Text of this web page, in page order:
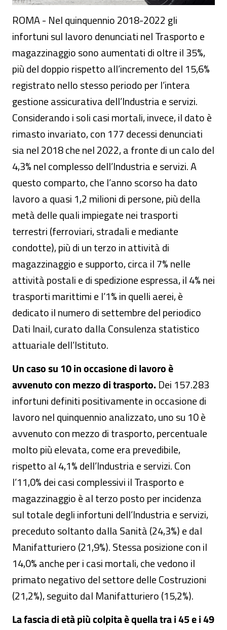
ROMA - Nel quinquennio 2018-2022 gli
infortuni sul lavoro denunciati nel Trasporto e
magazzinaggio sono aumentati di oltre il 35%,
più del doppio rispetto all’incremento del 15,6%
registrato nello stesso periodo per l’intera
gestione assicurativa dell’Industria e servizi.
Considerando i soli casi mortali, invece, il dato è
rimasto invariato, con 177 decessi denunciati
sia nel 2018 che nel 2022, a fronte di un calo del
4,3% nel complesso dell’Industria e servizi. A
questo comparto, che l’anno scorso ha dato
lavoro a quasi 1,2 milioni di persone, più della
metà delle quali impiegate nei trasporti
terrestri (ferroviari, stradali e mediante
condotte), più di un terzo in attività di
magazzinaggio e supporto, circa il 7% nelle
attività postali e di spedizione espressa, il 4% nei
trasporti marittimi e l’1% in quelli aerei, è
dedicato il numero di settembre del periodico
Dati Inail, curato dalla Consulenza statistico
attuariale dell’Istituto.
Un caso su 10 in occasione di lavoro è
avvenuto con mezzo di trasporto. Dei 157.283
infortuni definiti positivamente in occasione di
lavoro nel quinquennio analizzato, uno su 10 è
avvenuto con mezzo di trasporto, percentuale
molto più elevata, come era prevedibile,
rispetto al 4,1% dell’Industria e servizi. Con
l’11,0% dei casi complessivi il Trasporto e
magazzinaggio è al terzo posto per incidenza
sul totale degli infortuni dell’Industria e servizi,
preceduto soltanto dalla Sanità (24,3%) e dal
Manifatturiero (21,9%). Stessa posizione con il
14,0% anche per i casi mortali, che vedono il
primato negativo del settore delle Costruzioni
(21,2%), seguito dal Manifatturiero (15,2%).
La fascia di età più colpita è quella tra i 45 e i 49